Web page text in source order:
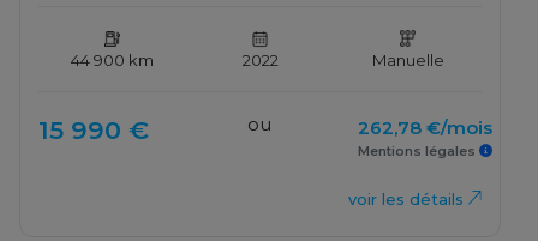
44 900 km 2022 Manuelle
15 990 € ou 262,78 €/mois
Mentions légales
voir les détails